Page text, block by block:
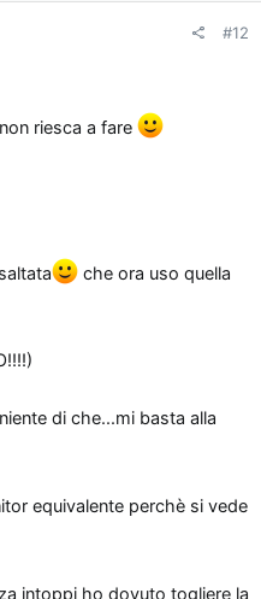
#12
riesca a fare
che ora uso quella
di che...mi basta alla
equivalente perchè si vede
intoppi ho dovuto togliere la